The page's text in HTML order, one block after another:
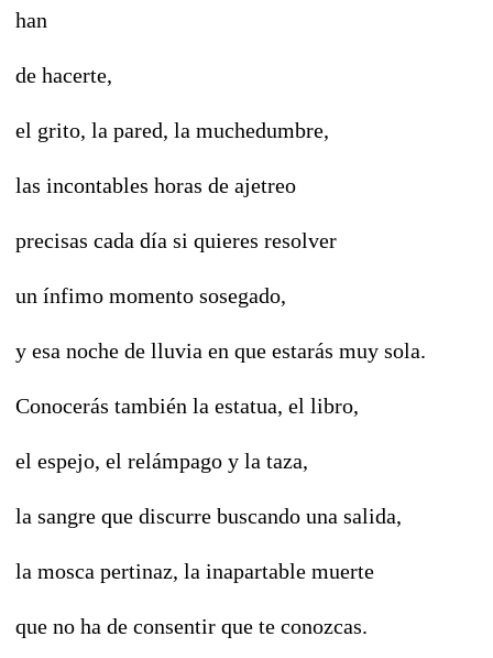
han
de hacerte,
el grito, la pared, la muchedumbre,
las incontables horas de ajetreo
precisas cada día si quieres resolver
un ínfimo momento sosegado,
y esa noche de lluvia en que estarás muy sola.
Conocerás también la estatua, el libro,
el espejo, el relámpago y la taza,
la sangre que discurre buscando una salida,
la mosca pertinaz, la inapartable muerte
que no ha de consentir que te conozcas.